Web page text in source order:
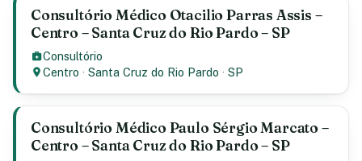
Consultório Médico Otacilio Parras Assis –
Centro – Santa Cruz do Rio Pardo – SP
Consultório
Centro ·Santa Cruz do Rio Pardo ·SP
Consultório Médico Paulo Sérgio Marcato –
Centro – Santa Cruz do Rio Pardo – SP